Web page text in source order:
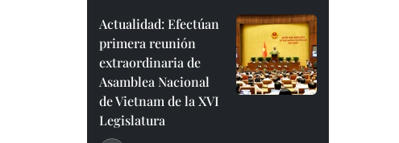
Actualidad: Efectúan
primera reunión
extraordinaria de
Asamblea Nacional
de Vietnam de la XVI
Legislatura